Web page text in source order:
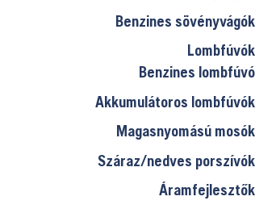
Benzines sövényvágók
Lombfúvók
Benzines lombfúvó
Akkumulátoros lombfúvók
Magasnyomású mosók
Száraz/nedves porszívók
Áramfejlesztők